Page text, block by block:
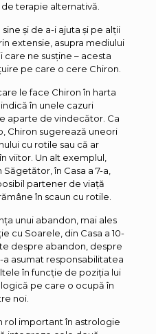
terapie alternativă.
și de a-i ajuta și pe alții
extensie, asupra mediului
care ne susține – acesta
pe care o cere Chiron.
le face Chiron în harta
în unele cazuri
aparte de vindecător. Ca
Chiron sugerează uneori
cu rotile sau că ar
viitor. Un alt exemplul,
în Casa a 7-a,
partener de viață
în scaun cu rotile.
unui abandon, mai ales
cu Soarele, din Casa a 10-
despre abandon, despre
asumat responsabilitatea
în funcție de poziția lui
pe care o ocupă în
noi.
rol important în astrologie